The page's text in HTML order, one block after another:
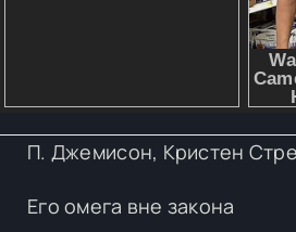
П. Джемисон, Кристен
Его омега вне закона